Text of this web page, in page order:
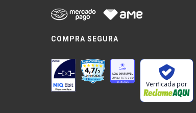
COMPRA SEGURA
Verificada por